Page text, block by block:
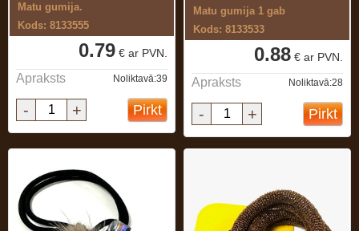
Matu gumija.
Kods: 8133555
0.79 € ar PVN.
Apraksts Noliktavā:39
- + Pirkt
Matu gumija 1 gab
Kods: 8133533
0.88 € ar PVN.
Apraksts Noliktavā:28
- + Pirkt